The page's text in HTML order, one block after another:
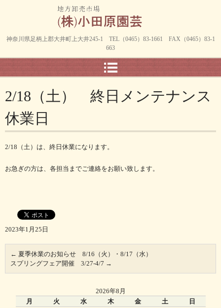
神奈川県足柄上郡大井町上大井245-1 TEL（0465）83-1661 FAX（0465）83-1
663
2/18（土） 終日メンテナンス
休業日
2/18（土）は、終日休業になります。
お急ぎの方は、各担当までご連絡をお願い致します。
2023年1月25日
← 夏季休業のお知らせ 8/16（火）・8/17（水）
スプリングフェア開催 3/27-4/7 →
2026年8月
月
火 水 木 金 土 日